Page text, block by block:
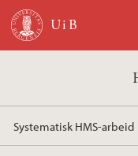
Hopp til hovedinnhold
Systematisk HMS-arbeid